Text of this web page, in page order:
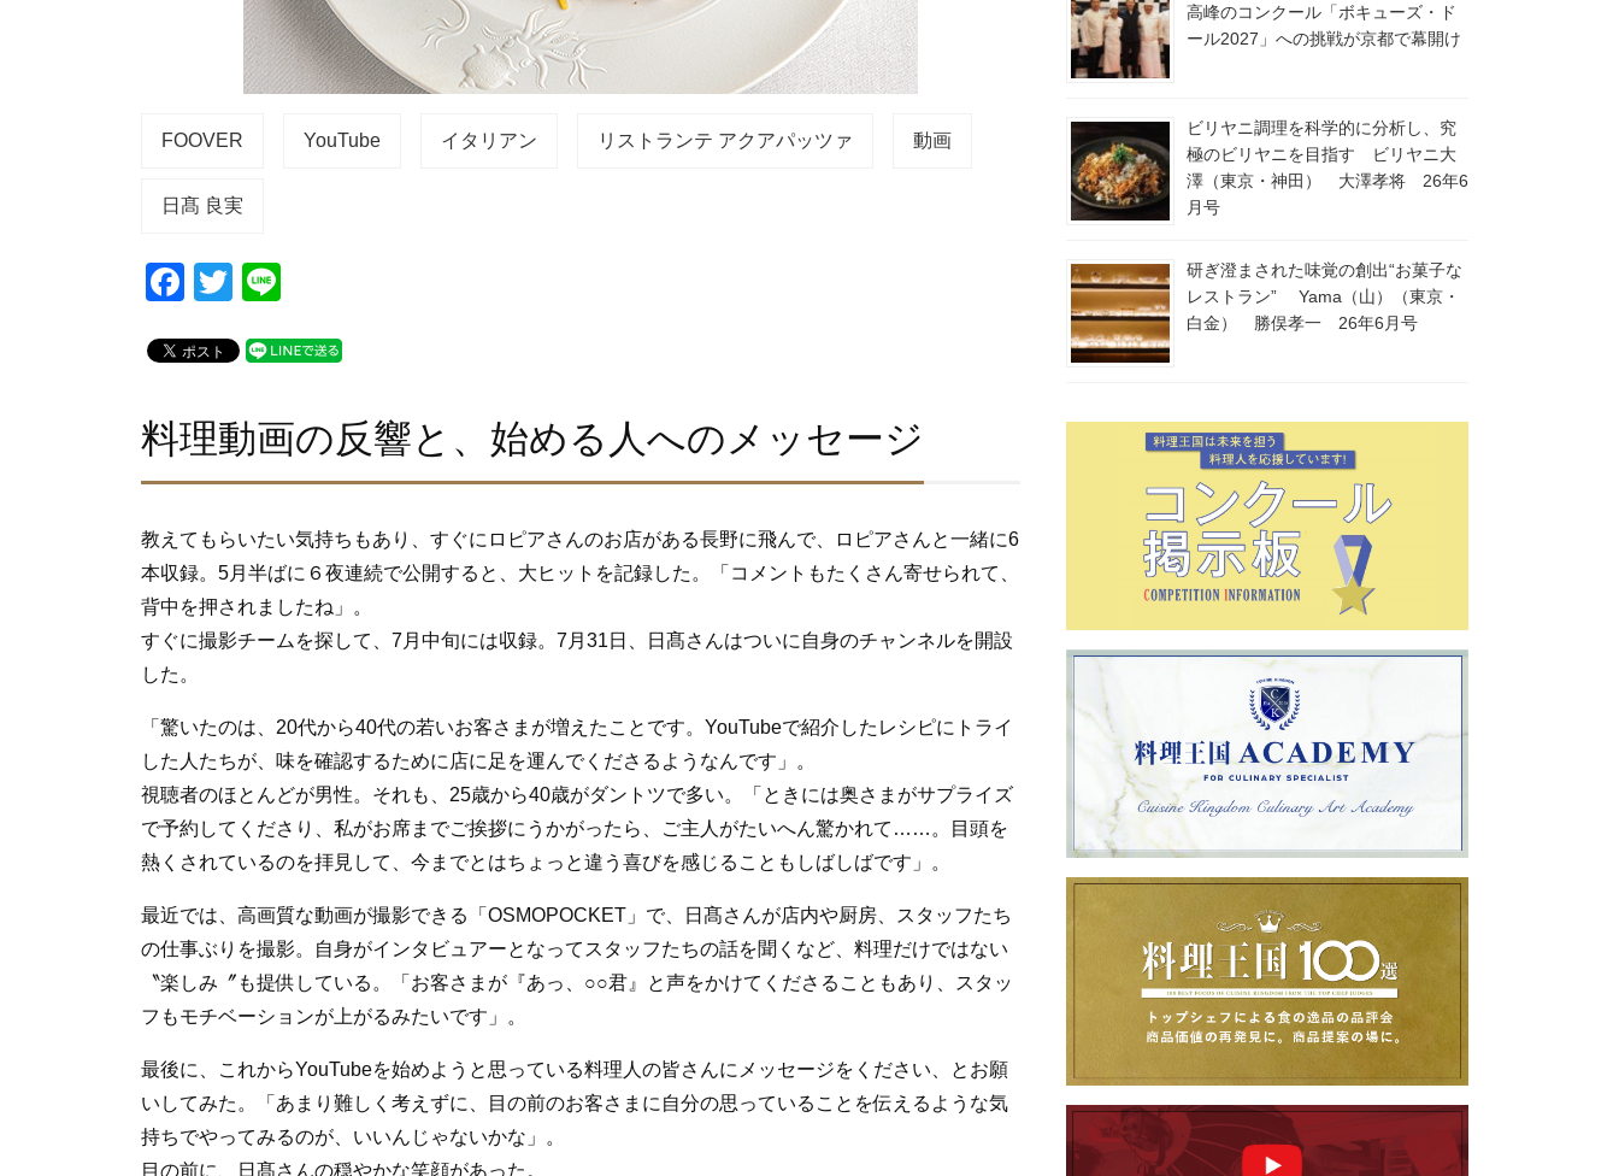
FOOVER YouTube イタリアン リストランテ アクアパッツァ 動画
日髙 良実
F
c
b
o
k
T
tt
e
料理動画の反響と、始める人へのメッセージ
教えてもらいたい気持ちもあり、すぐにロピアさんのお店がある長野に飛んで、ロピアさんと一緒に6
本収録。5月半ばに６夜連続で公開すると、大ヒットを記録した。「コメントもたくさん寄せられて、
背中を押されましたね」。
すぐに撮影チームを探して、7月中旬には収録。7月31日、日髙さんはついに自身のチャンネルを開設
した。
「驚いたのは、20代から40代の若いお客さまが増えたことです。YouTubeで紹介したレシピにトライ
した人たちが、味を確認するために店に足を運んでくださるようなんです」。
視聴者のほとんどが男性。それも、25歳から40歳がダントツで多い。「ときには奥さまがサプライズ
で予約してくださり、私がお席までご挨拶にうかがったら、ご主人がたいへん驚かれて……。目頭を
熱くされているのを拝見して、今までとはちょっと違う喜びを感じることもしばしばです」。
最近では、高画質な動画が撮影できる「OSMOPOCKET」で、日髙さんが店内や厨房、スタッフたち
の仕事ぶりを撮影。自身がインタビュアーとなってスタッフたちの話を聞くなど、料理だけではない
〝楽しみ〞も提供している。「お客さまが『あっ、○○君』と声をかけてくださることもあり、スタッ
フもモチベーションが上がるみたいです」。
最後に、これからYouTubeを始めようと思っている料理人の皆さんにメッセージをください、とお願
いしてみた。「あまり難しく考えずに、目の前のお客さまに自分の思っていることを伝えるような気
持ちでやってみるのが、いいんじゃないかな」。
目の前に、日髙さんの穏やかな笑顔があった。
高峰のコンクール「ボキューズ・ド
ール2027」への挑戦が京都で幕開け
ビリヤニ調理を科学的に分析し、究
極のビリヤニを目指す ビリヤニ大
澤（東京・神田） 大澤孝将 26年6
月号
研ぎ澄まされた味覚の創出“お菓子な
レストラン” Yama（山）（東京・
白金） 勝俣孝一 26年6月号